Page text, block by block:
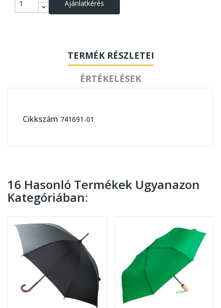
Ajánlatkérés
TERMÉK RÉSZLETEI
ÉRTÉKELÉSEK
Cikkszám 741691-01
16 Hasonló Termékek Ugyanazon
Kategóriában: